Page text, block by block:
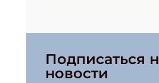
Подписаться
новости